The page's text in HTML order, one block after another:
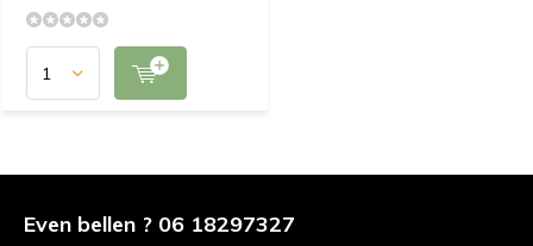
Even bellen ? 06 18297327